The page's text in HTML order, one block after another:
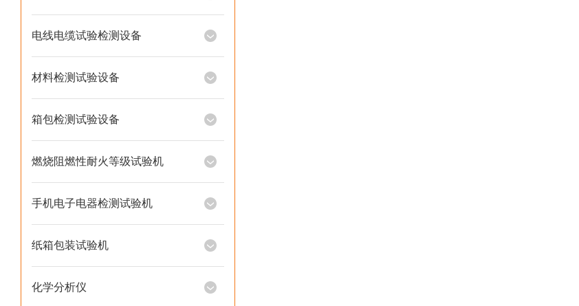
电线电缆试验检测设备
材料检测试验设备
箱包检测试验设备
燃烧阻燃性耐火等级试验机
手机电子电器检测试验机
纸箱包装试验机
化学分析仪